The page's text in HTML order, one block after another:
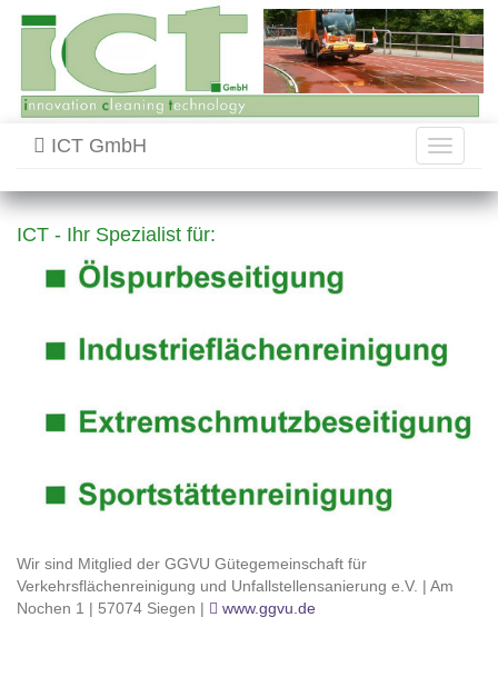
Toggle
ICT GmbH
ICT - Ihr Spezialist für:
Wir sind Mitglied der GGVU Gütegemeinschaft für
Verkehrsflächenreinigung und Unfallstellensanierung e.V. | Am
Nochen 1 | 57074 Siegen |
www.ggvu.de